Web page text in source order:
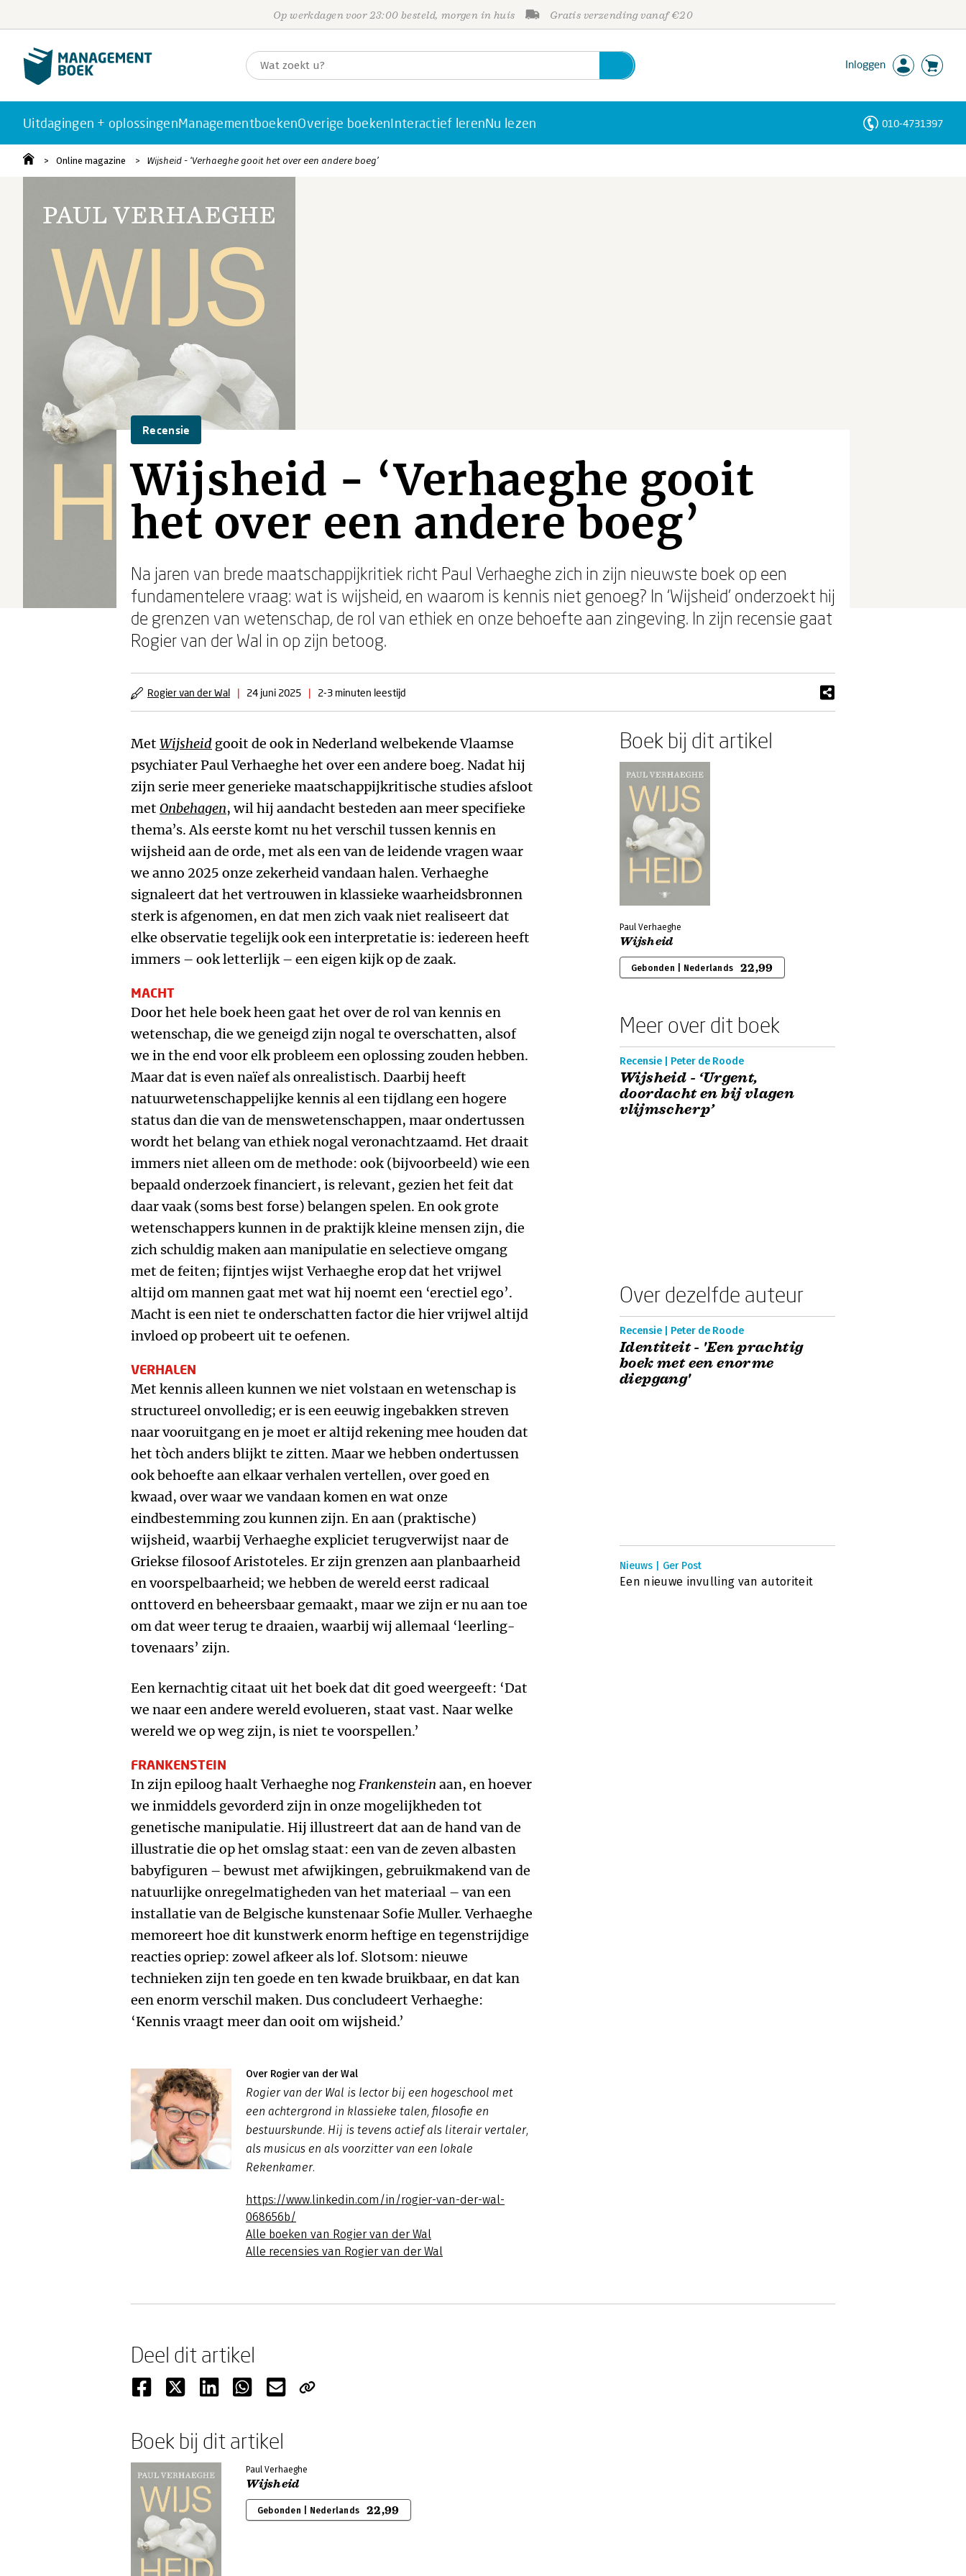
Op werkdagen voor 23:00 besteld, morgen in huis Gratis verzending vanaf €20
Inloggen
Uitdagingen + oplossingenManagementboekenOverige boekenInteractief lerenNu lezen 010-4731397
Online magazine Wijsheid - ‘Verhaeghe gooit het over een andere boeg’
Recensie
Wijsheid - ‘Verhaeghe gooit
het over een andere boeg’
Na jaren van brede maatschappijkritiek richt Paul Verhaeghe zich in zijn nieuwste boek op een
fundamentelere vraag: wat is wijsheid, en waarom is kennis niet genoeg? In ‘Wijsheid’ onderzoekt hij
de grenzen van wetenschap, de rol van ethiek en onze behoefte aan zingeving. In zijn recensie gaat
Rogier van der Wal in op zijn betoog.
Rogier van der Wal | 24 juni 2025 | 2-3 minuten leestijd
Met Wijsheid gooit de ook in Nederland welbekende Vlaamse
psychiater Paul Verhaeghe het over een andere boeg. Nadat hij
zijn serie meer generieke maatschappijkritische studies afsloot
met Onbehagen, wil hij aandacht besteden aan meer specifieke
thema’s. Als eerste komt nu het verschil tussen kennis en
wijsheid aan de orde, met als een van de leidende vragen waar
we anno 2025 onze zekerheid vandaan halen. Verhaeghe
signaleert dat het vertrouwen in klassieke waarheidsbronnen
sterk is afgenomen, en dat men zich vaak niet realiseert dat
elke observatie tegelijk ook een interpretatie is: iedereen heeft
immers – ook letterlijk – een eigen kijk op de zaak.
MACHT
Door het hele boek heen gaat het over de rol van kennis en
wetenschap, die we geneigd zijn nogal te overschatten, alsof
we in the end voor elk probleem een oplossing zouden hebben.
Maar dat is even naïef als onrealistisch. Daarbij heeft
natuurwetenschappelijke kennis al een tijdlang een hogere
status dan die van de menswetenschappen, maar ondertussen
wordt het belang van ethiek nogal veronachtzaamd. Het draait
immers niet alleen om de methode: ook (bijvoorbeeld) wie een
bepaald onderzoek financiert, is relevant, gezien het feit dat
daar vaak (soms best forse) belangen spelen. En ook grote
wetenschappers kunnen in de praktijk kleine mensen zijn, die
zich schuldig maken aan manipulatie en selectieve omgang
met de feiten; fijntjes wijst Verhaeghe erop dat het vrijwel
altijd om mannen gaat met wat hij noemt een ‘erectiel ego’.
Macht is een niet te onderschatten factor die hier vrijwel altijd
invloed op probeert uit te oefenen.
VERHALEN
Met kennis alleen kunnen we niet volstaan en wetenschap is
structureel onvolledig; er is een eeuwig ingebakken streven
naar vooruitgang en je moet er altijd rekening mee houden dat
het tòch anders blijkt te zitten. Maar we hebben ondertussen
ook behoefte aan elkaar verhalen vertellen, over goed en
kwaad, over waar we vandaan komen en wat onze
eindbestemming zou kunnen zijn. En aan (praktische)
wijsheid, waarbij Verhaeghe expliciet terugverwijst naar de
Griekse filosoof Aristoteles. Er zijn grenzen aan planbaarheid
en voorspelbaarheid; we hebben de wereld eerst radicaal
onttoverd en beheersbaar gemaakt, maar we zijn er nu aan toe
om dat weer terug te draaien, waarbij wij allemaal ‘leerling-
tovenaars’ zijn.
Een kernachtig citaat uit het boek dat dit goed weergeeft: ‘Dat
we naar een andere wereld evolueren, staat vast. Naar welke
wereld we op weg zijn, is niet te voorspellen.’
FRANKENSTEIN
In zijn epiloog haalt Verhaeghe nogFrankenstein aan, en hoever
we inmiddels gevorderd zijn in onze mogelijkheden tot
genetische manipulatie. Hij illustreert dat aan de hand van de
illustratie die op het omslag staat: een van de zeven albasten
babyfiguren – bewust met afwijkingen, gebruikmakend van de
natuurlijke onregelmatigheden van het materiaal – van een
installatie van de Belgische kunstenaar Sofie Muller. Verhaeghe
memoreert hoe dit kunstwerk enorm heftige en tegenstrijdige
reacties opriep: zowel afkeer als lof. Slotsom: nieuwe
technieken zijn ten goede en ten kwade bruikbaar, en dat kan
een enorm verschil maken. Dus concludeert Verhaeghe:
‘Kennis vraagt meer dan ooit om wijsheid.’
Over Rogier van der Wal
Rogier van der Wal is lector bij een hogeschool met
een achtergrond in klassieke talen, filosofie en
bestuurskunde. Hij is tevens actief als literair vertaler,
als musicus en als voorzitter van een lokale
Rekenkamer.
https://www.linkedin.com/in/rogier-van-der-wal-
068656b/
Alle boeken van Rogier van der Wal
Alle recensies van Rogier van der Wal
Boek bij dit artikel
Paul Verhaeghe
Wijsheid
Gebonden | Nederlands 22,99
Meer over dit boek
Recensie | Peter de Roode
Wijsheid - ‘Urgent,
doordacht en bij vlagen
vlijmscherp’
Over dezelfde auteur
Recensie | Peter de Roode
Identiteit - 'Een prachtig
boek met een enorme
diepgang'
Nieuws | Ger Post
Een nieuwe invulling van autoriteit
Deel dit artikel
Boek bij dit artikel
Paul Verhaeghe
Wijsheid
Gebonden | Nederlands 22,99
Personen